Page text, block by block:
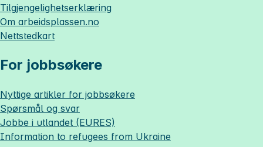
Tilgjengelighetserklæring
Om arbeidsplassen.no
Nettstedkart
For jobbsøkere
Nyttige artikler for jobbsøkere
Spørsmål og svar
Jobbe i utlandet (EURES)
Information to refugees from Ukraine